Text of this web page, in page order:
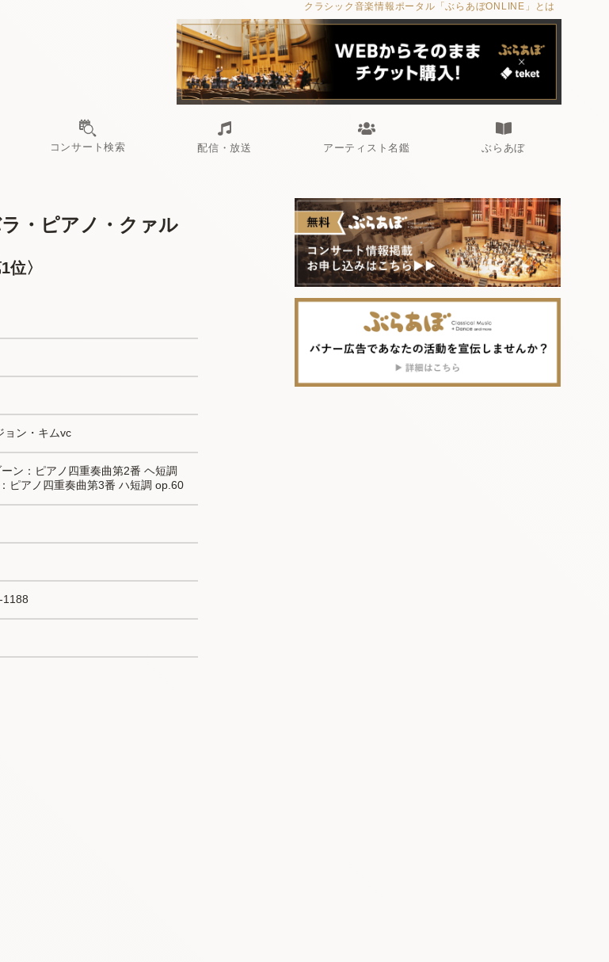
クラシック音楽情報ポータル「ぶらあぼONLINE」とは
コンサート検索 配信・放送 アーティスト名鑑 ぶらあぼ
・ピアノ・クァル
〉
ョン・キムvc
ン：ピアノ四重奏曲第2番 ヘ短調
ピアノ四重奏曲第3番 ハ短調 op.60
1188